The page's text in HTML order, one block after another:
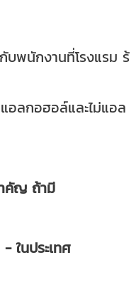
บพนักงานที่โรงแรม ร้
อลกอฮอล์และไม่แอล
คัญ ถ้ามี
ในประเทศ